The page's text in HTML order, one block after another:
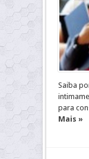
Saiba
para
Mais »